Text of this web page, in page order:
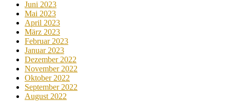
Juni 2023
Mai 2023
April 2023
März 2023
Februar 2023
Januar 2023
Dezember 2022
November 2022
Oktober 2022
September 2022
August 2022